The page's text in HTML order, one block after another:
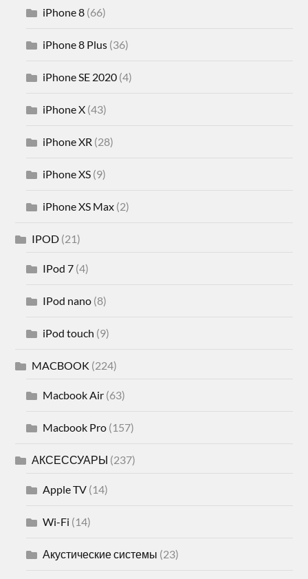
iPhone 8 (66)
iPhone 8 Plus (36)
iPhone SE 2020 (4)
iPhone X (43)
iPhone XR (28)
iPhone XS (9)
iPhone XS Max (2)
IPOD (21)
IPod 7 (4)
IPod nano (8)
iPod touch (9)
MACBOOK (224)
Macbook Air (63)
Macbook Pro (157)
АКСЕССУАРЫ (237)
Apple TV (14)
Wi-Fi (14)
Акустические системы (23)